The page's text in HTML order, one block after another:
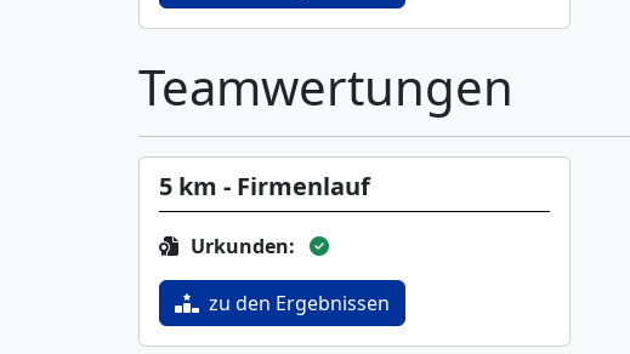
Teamwertungen
5 km - Firmenlauf
Urkunden:
zu den Ergebnissen